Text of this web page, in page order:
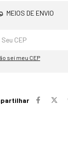
MEIOS DE ENVIO
sei meu CEP